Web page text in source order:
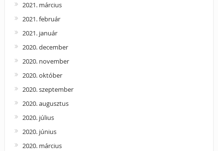
2021. március
2021. február
2021. január
2020. december
2020. november
2020. október
2020. szeptember
2020. augusztus
2020. július
2020. június
2020. március